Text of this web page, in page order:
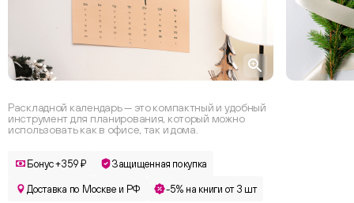
Раскладной календарь — это компактный и удобный
инструмент для планирования, который можно
использовать как в офисе, так и дома.
Бонус +359 ₽ Защищенная покупка
Доставка по Москве и РФ -5% на книги от 3 шт